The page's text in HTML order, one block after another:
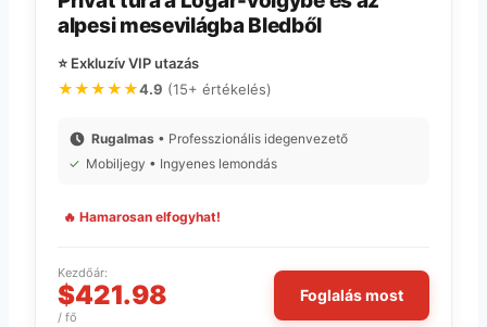
alpesi mesevilágba Bledből
⭐ Exkluzív VIP utazás
★★★★★4.9 (15+ értékelés)
Rugalmas • Professzionális idegenvezető
✓ Mobiljegy • Ingyenes lemondás
🔥 Hamarosan elfogyhat!
Kezdőár:
$421.98
/ fő
Foglalás most